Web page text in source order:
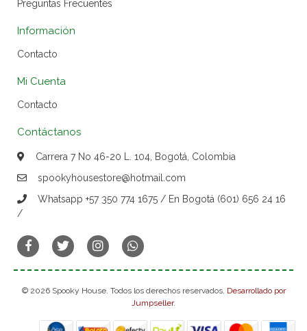
Preguntas Frecuentes
Información
Contacto
Mi Cuenta
Contacto
Contáctanos
Carrera 7 No 46-20 L. 104, Bogotá, Colombia
spookyhousestore@hotmail.com
Whatsapp +57 350 774 1675 / En Bogotá (601) 656 24 16
/
© 2026 Spooky House. Todos los derechos reservados. Desarrollado por
Jumpseller.